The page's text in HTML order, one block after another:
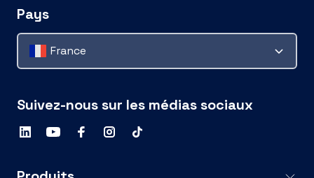
Pays
France
Suivez-nous sur les médias sociaux